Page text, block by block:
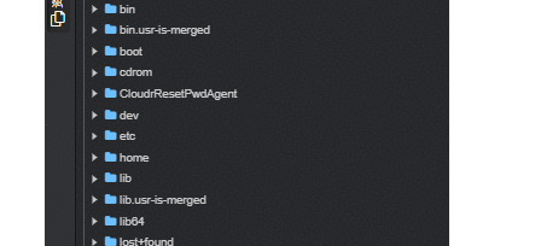
输
件
使
用
WinSCP
在
本